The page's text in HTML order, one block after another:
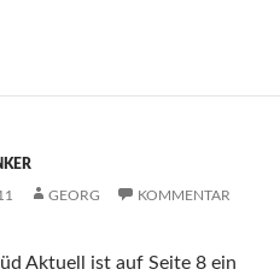
GEORG
KOMMENTAR
Aktuell ist auf Seite 8 ein